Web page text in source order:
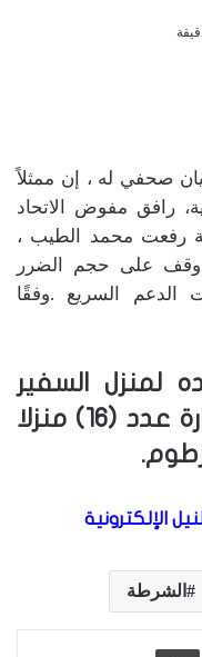
صحفي له ، إن ممثلاً
رافق مفوض الاتحاد
رفعت محمد الطيب ،
وقف على حجم الضرر
الدعم السريع .وفقًا
لمنزل السفير
ومفوض الاتحاد بجانب زيارة عدد (16) منزلا
الإلكترونية
الشرطة
عبر البريد طباعة